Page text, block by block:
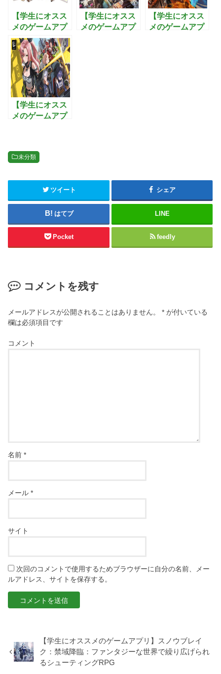
【学生にオスス
メのゲームアプ
リ】恋庭：ゲー
ムをしながら恋
活できるマッチ
ングアプリ！
【学生にオスス
メのゲームアプ
【学生にオスス
メのゲームアプ
【学生にオスス
メのゲームアプ
ウを蹴散らす最
RPG
未分類
ツイート シェア
はてブ LINE
Pocket feedly
コメントを残す
メールアドレスが公開されることはありません。 * が付いている
欄は必須項目です
コメント
名前*
メール*
サイト
次回のコメントで使用するためブラウザーに自分の名前、メー
ルアドレス、サイトを保存する。
【学生にオススメのゲームアプリ】スノウブレイ
ク：禁域降臨：ファンタジーな世界で繰り広げられ
るシューティングRPG